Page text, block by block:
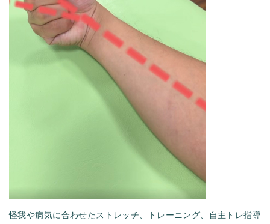
怪我や病気に合わせたストレッチ、トレーニング、自主トレ指導